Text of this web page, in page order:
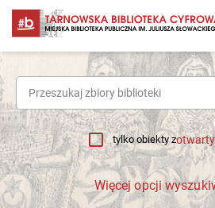
tylko obiekty z
Więcej opcji